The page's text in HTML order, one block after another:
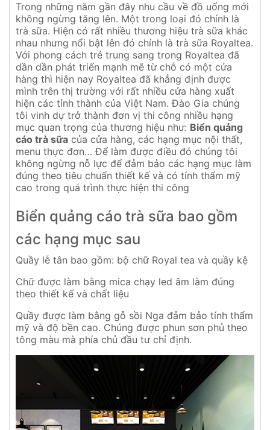
Trong những năm gần đây nhu cầu về đồ uống mới
không ngừng tăng lên. Một trong loại đó chính là
trà sữa. Hiện có rất nhiều thương hiệu trà sữa khác
nhau nhưng nổi bật lên đó chính là trà sữa Royaltea.
Với phong cách trẻ trung sang trong Royaltea đã
dần dần phát triển mạnh mẽ từ chỗ có một cửa
hàng thì hiện nay Royaltea đã khẳng định được
mình trên thị trường với rất nhiều cửa hàng xuất
hiện các tỉnh thành của Việt Nam. Đào Gia chúng
tôi vinh dự trở thành đơn vị thi công nhiều hạng
mục quan trọng của thương hiệu như: Biển quảng
cáo trà sữa của cửa hàng, các hạng mục nội thất,
menu thực đơn… Để làm được điều đó chúng tôi
không ngừng nỗ lực để đảm bảo các hạng mục làm
đúng theo tiêu chuẩn thiết kế và có tính thẩm mỹ
cao trong quá trình thực hiện thi công
Biển quảng cáo trà sữa bao gồm
các hạng mục sau
Quầy lễ tân bao gồm: bộ chữ Royal tea và quầy kệ
Chữ được làm bằng mica chạy led âm làm đúng
theo thiết kế và chất liệu
Quầy được làm bằng gỗ sồi Nga đảm bảo tính thẩm
mỹ và độ bền cao. Chúng được phun sơn phủ theo
tông màu mà phía chủ đầu tư chỉ định.